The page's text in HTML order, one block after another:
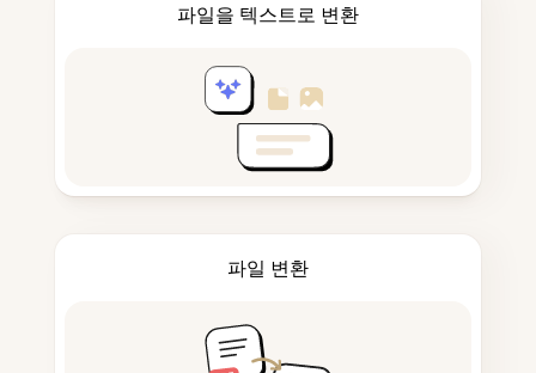
파일을 텍스트로 변환
파일 변환